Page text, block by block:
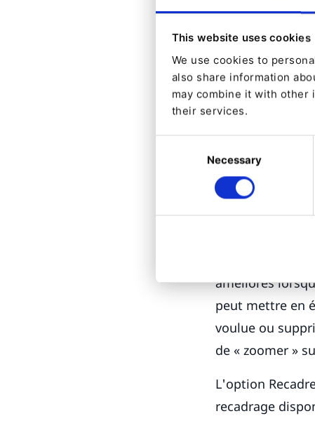
This website uses cookies
We use cookies to
also share information
may combine it with other
their services.
Necessary
Vous
avec la
améliorés
peut mettre en
voulue ou
de « zoomer »
L'option
recadrage